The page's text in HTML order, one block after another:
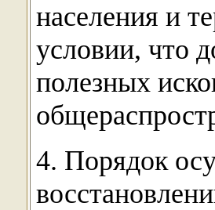
населения и
условии, что
полезных
4. Порядок